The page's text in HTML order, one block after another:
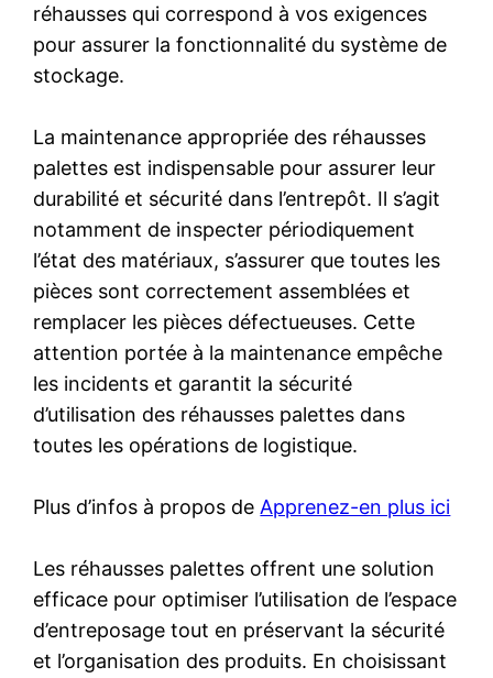
réhausses qui correspond à vos exigences
pour assurer la fonctionnalité du système de
stockage.
La maintenance appropriée des réhausses
palettes est indispensable pour assurer leur
durabilité et sécurité dans l’entrepôt. Il s’agit
notamment de inspecter périodiquement
l’état des matériaux, s’assurer que toutes les
pièces sont correctement assemblées et
remplacer les pièces défectueuses. Cette
attention portée à la maintenance empêche
les incidents et garantit la sécurité
d’utilisation des réhausses palettes dans
toutes les opérations de logistique.
Plus d’infos à propos de Apprenez-en plus ici
Les réhausses palettes offrent une solution
efficace pour optimiser l’utilisation de l’espace
d’entreposage tout en préservant la sécurité
et l’organisation des produits. En choisissant